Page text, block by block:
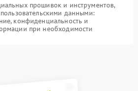
прошивок и инструментов,
данными:
конфиденциальность и
при необходимости